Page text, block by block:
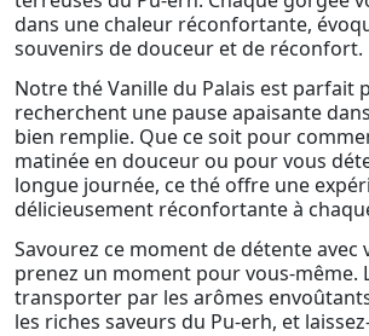
dans une chaleur réconfortante,
souvenirs de douceur et de réconfort.
Notre thé Vanille du Palais est parfait
recherchent une pause apaisante
bien remplie. Que ce soit pour
matinée en douceur ou pour vous
longue journée, ce thé offre une
délicieusement réconfortante à
Savourez ce moment de détente avec
prenez un moment pour vous-même.
transporter par les arômes
les riches saveurs du Pu-erh, et